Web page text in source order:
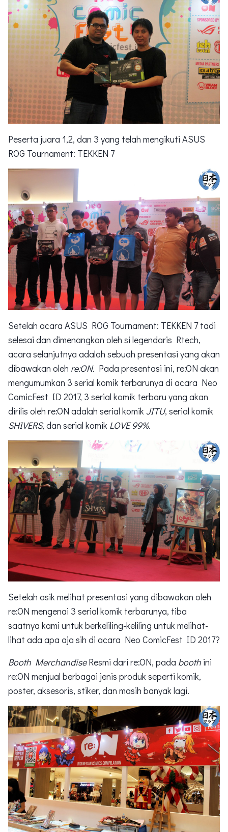
Peserta juara 1,2, dan 3 yang telah mengikuti ASUS
ROG Tournament: TEKKEN 7
Setelah acara ASUS ROG Tournament: TEKKEN 7 tadi
selesai dan dimenangkan oleh si legendaris Rtech,
acara selanjutnya adalah sebuah presentasi yang akan
dibawakan oleh re:ON. Pada presentasi ini, re:ON akan
mengumumkan 3 serial komik terbarunya di acara Neo
ComicFest ID 2017, 3 serial komik terbaru yang akan
dirilis oleh re:ON adalah serial komik JITU, serial komik
SHIVERS, dan serial komik LOVE 99%.
Setelah asik melihat presentasi yang dibawakan oleh
re:ON mengenai 3 serial komik terbarunya, tiba
saatnya kami untuk berkeliling-keliling untuk melihat-
lihat ada apa aja sih di acara Neo ComicFest ID 2017?
Booth MerchandiseResmi dari re:ON, pada booth ini
re:ON menjual berbagai jenis produk seperti komik,
poster, aksesoris, stiker, dan masih banyak lagi.